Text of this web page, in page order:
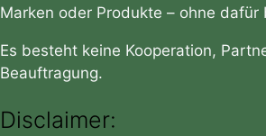
Marken oder Produkte – ohne
Es besteht keine Kooperation,
Beauftragung.
Disclaimer: